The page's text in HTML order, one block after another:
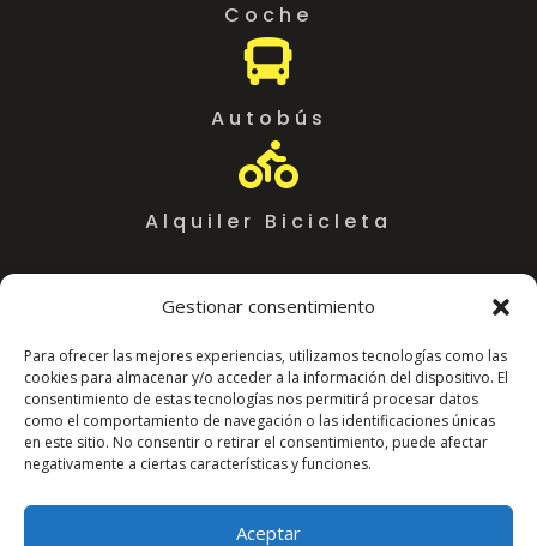
Gestionar consentimiento
Para ofrecer las mejores experiencias, utilizamos tecnologías como las
cookies para almacenar y/o acceder a la información del dispositivo. El
consentimiento de estas tecnologías nos permitirá procesar datos
como el comportamiento de navegación o las identificaciones únicas
en este sitio. No consentir o retirar el consentimiento, puede afectar
negativamente a ciertas características y funciones.
Aceptar
Coche

Autobús

Alquiler Bicicleta